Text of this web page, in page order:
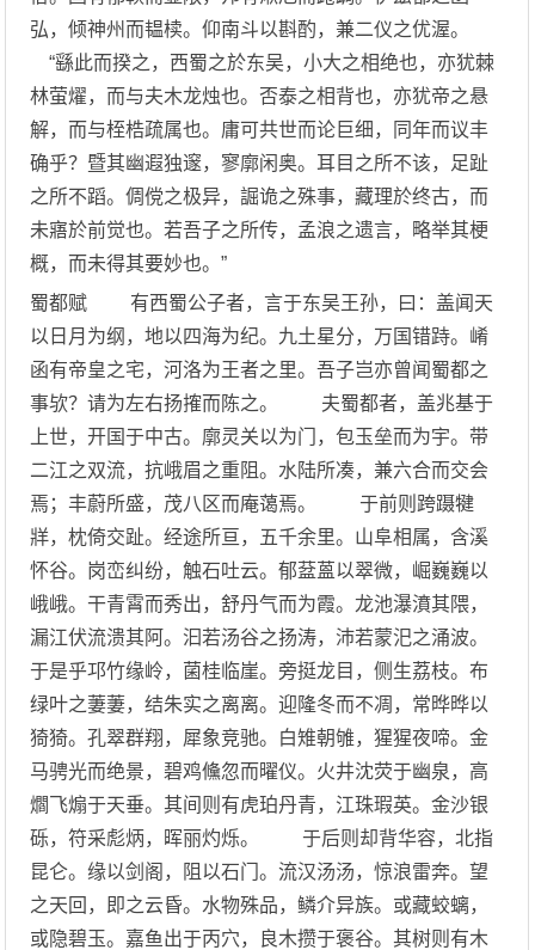
弘，倾神州而韫椟。仰南斗以斟酌，兼二仪之优渥。
“繇此而揆之，西蜀之於东吴，小大之相绝也，亦犹棘
林萤燿，而与夫木龙烛也。否泰之相背也，亦犹帝之悬
解，而与桎梏疏属也。庸可共世而论巨细，同年而议丰
确乎？暨其幽遐独邃，寥廓闲奥。耳目之所不该，足趾
之所不蹈。倜傥之极异，誳诡之殊事，藏理於终古，而
未寤於前觉也。若吾子之所传，孟浪之遗言，略举其梗
概，而未得其要妙也。”
蜀都赋 有西蜀公子者，言于东吴王孙，曰：盖闻天
以日月为纲，地以四海为纪。九土星分，万国错跱。崤
函有帝皇之宅，河洛为王者之里。吾子岂亦曾闻蜀都之
事欤？请为左右扬搉而陈之。 夫蜀都者，盖兆基于
上世，开国于中古。廓灵关以为门，包玉垒而为宇。带
二江之双流，抗峨眉之重阻。水陆所凑，兼六合而交会
焉；丰蔚所盛，茂八区而庵蔼焉。 于前则跨蹑犍
牂，枕倚交趾。经途所亘，五千余里。山阜相属，含溪
怀谷。岗峦纠纷，触石吐云。郁葐蒕以翠微，崛巍巍以
峨峨。干青霄而秀出，舒丹气而为霞。龙池瀑濆其隈，
漏江伏流溃其阿。汩若汤谷之扬涛，沛若蒙汜之涌波。
于是乎邛竹缘岭，菌桂临崖。旁挺龙目，侧生荔枝。布
绿叶之萋萋，结朱实之离离。迎隆冬而不凋，常晔晔以
猗猗。孔翠群翔，犀象竞驰。白雉朝雊，猩猩夜啼。金
马骋光而绝景，碧鸡儵忽而曜仪。火井沈荧于幽泉，高
爓飞煽于天垂。其间则有虎珀丹青，江珠瑕英。金沙银
砾，符采彪炳，晖丽灼烁。 于后则却背华容，北指
昆仑。缘以剑阁，阻以石门。流汉汤汤，惊浪雷奔。望
之天回，即之云昏。水物殊品，鳞介异族。或藏蛟螭，
或隐碧玉。嘉鱼出于丙穴，良木攒于褒谷。其树则有木